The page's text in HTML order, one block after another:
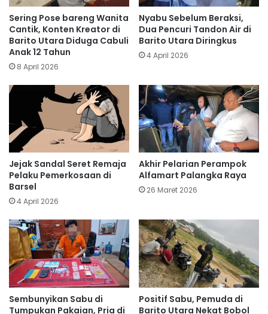
Sering Pose bareng Wanita
Cantik, Konten Kreator di
Barito Utara Diduga Cabuli
Anak 12 Tahun
8 April 2026
Nyabu Sebelum Beraksi,
Dua Pencuri Tandon Air di
Barito Utara Diringkus
4 April 2026
Jejak Sandal Seret Remaja
Pelaku Pemerkosaan di
Barsel
4 April 2026
Akhir Pelarian Perampok
Alfamart Palangka Raya
26 Maret 2026
Sembunyikan Sabu di
Tumpukan Pakaian, Pria di
Positif Sabu, Pemuda di
Barito Utara Nekat Bobol